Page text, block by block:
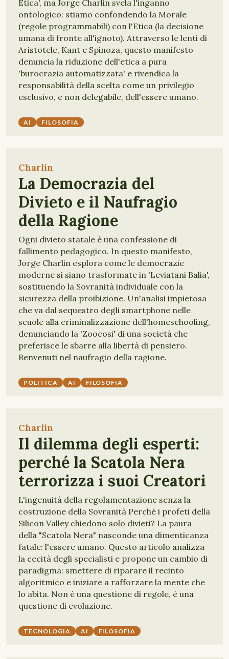
Etica', ma Jorge Charlin svela l'inganno
ontologico: stiamo confondendo la Morale
(regole programmabili) con l'Etica (la decisione
umana di fronte all'ignoto). Attraverso le lenti di
Aristotele, Kant e Spinoza, questo manifesto
denuncia la riduzione dell'etica a pura
'burocrazia automatizzata' e rivendica la
responsabilità della scelta come un privilegio
esclusivo, e non delegabile, dell'essere umano.
AI FILOSOFIA
Charlin
La Democrazia del
Divieto e il Naufragio
della Ragione
Ogni divieto statale è una confessione di
fallimento pedagogico. In questo manifesto,
Jorge Charlin esplora come le democrazie
moderne si siano trasformate in 'Leviatani Balia',
sostituendo la Sovranità individuale con la
sicurezza della proibizione. Un'analisi impietosa
che va dal sequestro degli smartphone nelle
scuole alla criminalizzazione dell'homeschooling,
denunciando la 'Zoocosi' di una società che
preferisce le sbarre alla libertà di pensiero.
Benvenuti nel naufragio della ragione.
POLITICA AI FILOSOFIA
Charlin
Il dilemma degli esperti:
perché la Scatola Nera
terrorizza i suoi Creatori
L'ingenuità della regolamentazione senza la
costruzione della Sovranità Perché i profeti della
Silicon Valley chiedono solo divieti? La paura
della "Scatola Nera" nasconde una dimenticanza
fatale: l'essere umano. Questo articolo analizza
la cecità degli specialisti e propone un cambio di
paradigma: smettere di riparare il recinto
algoritmico e iniziare a rafforzare la mente che
lo abita. Non è una questione di regole, è una
questione di evoluzione.
TECNOLOGIA AI FILOSOFIA